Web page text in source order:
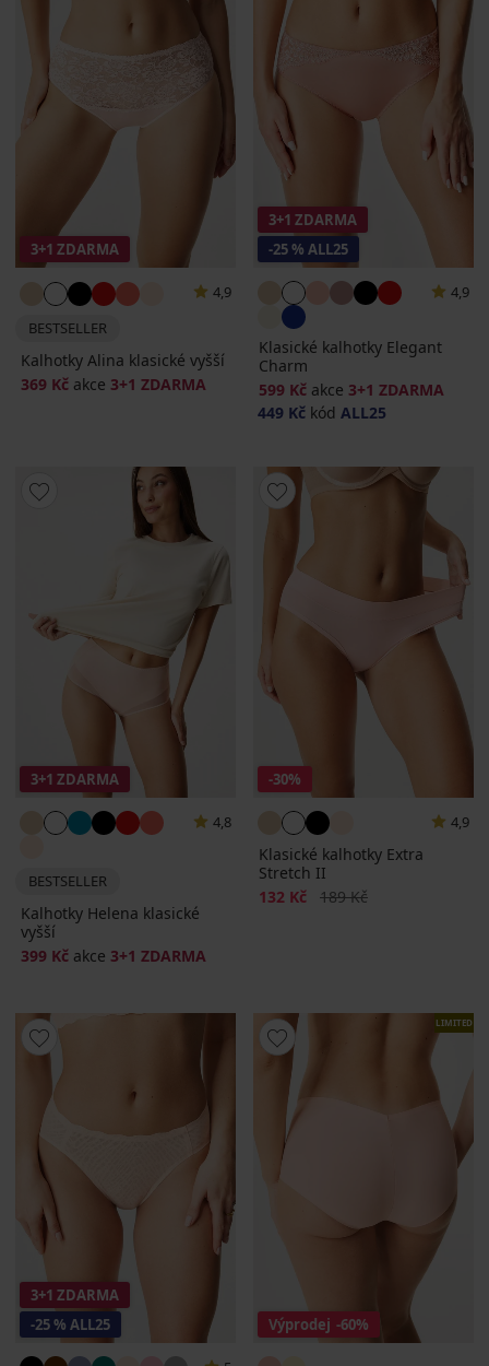
3+1 ZDARMA
4,9
BESTSELLER
Kalhotky Alina klasické vyšší
369 Kč akce 3+1 ZDARMA
3+1 ZDARMA
-25 % ALL25
4,9
Klasické kalhotky Elegant
Charm
599 Kč akce 3+1 ZDARMA
449 Kč kód ALL25
3+1 ZDARMA
4,8
BESTSELLER
Kalhotky Helena klasické
vyšší
399 Kč akce 3+1 ZDARMA
-30%
4,9
Klasické kalhotky Extra
Stretch II
Sleva
132 Kč Původní cena
189 Kč
3+1 ZDARMA
-25 % ALL25
LIMITED
Výprodej -60%